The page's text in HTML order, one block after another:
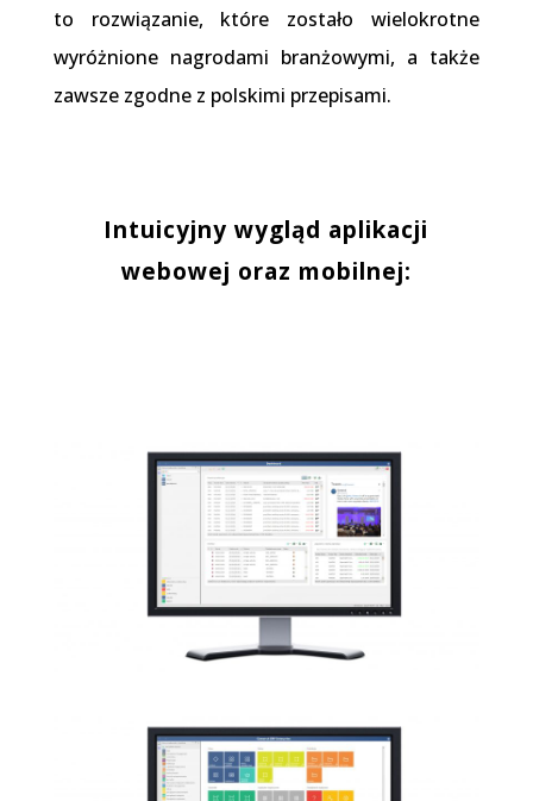
to rozwiązanie, które zostało wielokrotne
wyróżnione nagrodami branżowymi, a także
zawsze zgodne z polskimi przepisami.
Intuicyjny wygląd aplikacji
webowej oraz mobilnej: